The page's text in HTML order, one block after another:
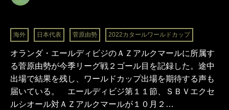
海外 日本代表 菅原由勢 2022カタールワールドカップ
オランダ・エールディビジのＡＺアルクマールに所属す
る菅原由勢が今季リーグ戦２ゴール目を記録した。途中
出場で結果を残し、ワールドカップ出場を期待する声も
届いている。 エールディビジ第１１節、ＳＢＶエクセ
ルシオール対ＡＺアルクマールが１０月２…